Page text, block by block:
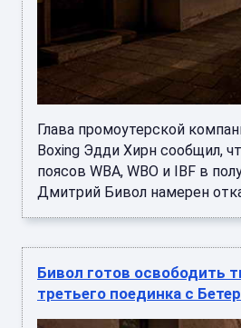
Глава промоутерской
Boxing Эдди Хирн сообщил,
поясов WBA, WBO и IBF в
Дмитрий Бивол намерен
Бивол готов освободить
третьего поединка с